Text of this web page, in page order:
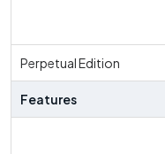
Perpetual Edition
Features